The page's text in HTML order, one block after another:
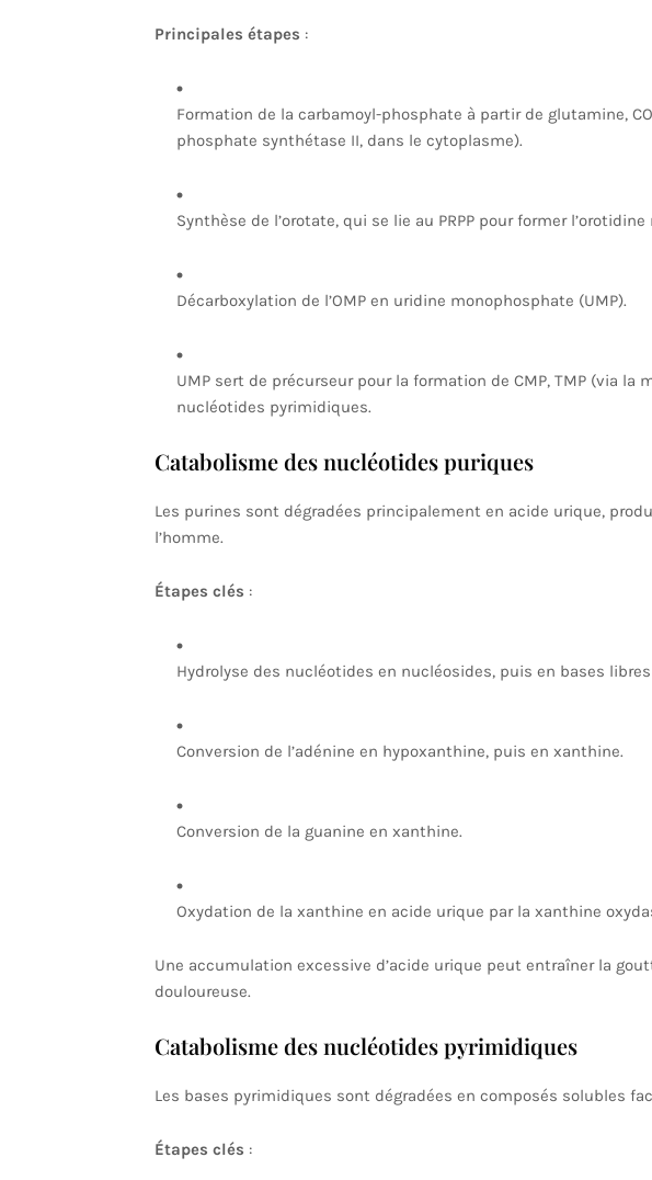
Principales étapes :
Formation de la carbamoyl-phosphate à partir de glutamine,
phosphate synthétase II, dans le cytoplasme).
Synthèse de l’orotate, qui se lie au PRPP pour former
Décarboxylation de l’OMP en uridine monophosphate (UMP).
UMP sert de précurseur pour la formation de CMP, TMP (via la
nucléotides pyrimidiques.
Catabolisme des nucléotides puriques
Les purines sont dégradées principalement en acide urique,
l’homme.
Étapes clés :
Hydrolyse des nucléotides en nucléosides, puis en bases
Conversion de l’adénine en hypoxanthine, puis en xanthine.
Conversion de la guanine en xanthine.
Oxydation de la xanthine en acide urique par la xanthine
Une accumulation excessive d’acide urique peut entraîner la
douloureuse.
Catabolisme des nucléotides pyrimidiques
Les bases pyrimidiques sont dégradées en composés solubles
Étapes clés :